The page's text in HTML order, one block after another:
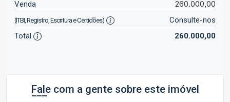
Venda 260.000,00
(ITBI, Registro, Escritura e Certidões)
Consulte-nos
Total
260.000,00
Fale com a gente sobre este imóvel